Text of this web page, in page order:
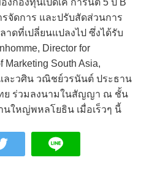
งกองทุนเปิดเค การันตี 5 ปี B
จัดการ และปรับสัดส่วนการ
ดที่เปลี่ยนแปลงไป ซึ่งได้รับ
Director for
Marketing South Asia,
และวศิน วณิชย์วรนันต์ ประธาน
ย ร่วมลงนามในสัญญา ณ ชั้น
นใหญ่พหลโยธิน เมื่อเร็วๆ นี้